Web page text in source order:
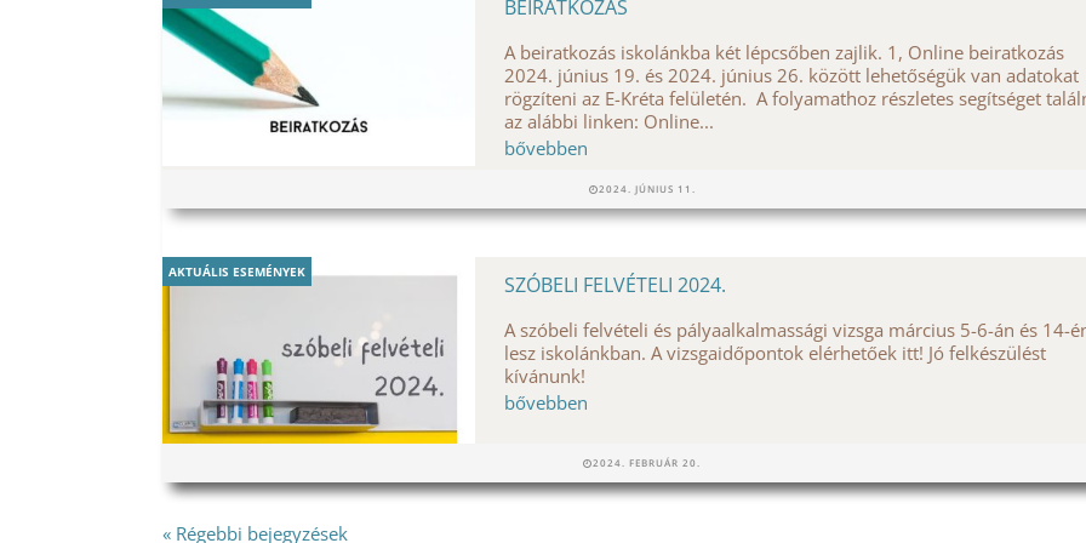
BEIRATKOZÁS
A beiratkozás iskolánkba két lépcsőben zajlik. 1, Online beiratkozás
2024. június 19. és 2024. június 26. között lehetőségük van adatokat
rögzíteni az E-Kréta felületén. A folyamathoz részletes segítséget
az alábbi linken: Online...
bővebben
2024. JÚNIUS 11.
AKTUÁLIS ESEMÉNYEK SZÓBELI FELVÉTELI 2024.
A szóbeli felvételi és pályaalkalmassági vizsga március 5-6-án és 14-
lesz iskolánkban. A vizsgaidőpontok elérhetőek itt! Jó felkészülést
kívánunk!
bővebben
2024. FEBRUÁR 20.
« Régebbi bejegyzések